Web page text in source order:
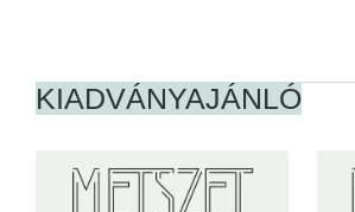
KIADVÁNYAJÁNLÓ